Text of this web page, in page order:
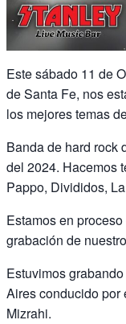
Este sábado 11 de
de Santa Fe, nos
los mejores temas
Banda de hard rock
del 2024. Hacemos
Pappo, Divididos,
Estamos en
grabación de
Estuvimos
Aires conducido por
Mizrahi.